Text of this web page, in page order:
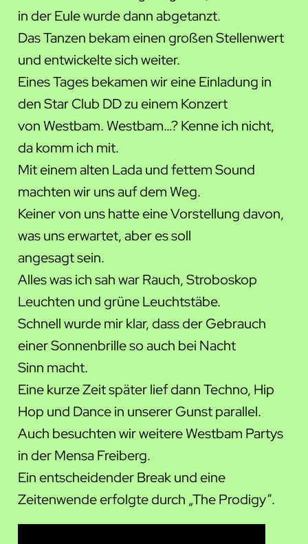
in der Eule wurde dann abgetanzt.
Das Tanzen bekam einen großen Stellenwert
und entwickelte sich weiter.
Eines Tages bekamen wir eine Einladung in
den Star Club DD zu einem Konzert
von Westbam. Westbam…? Kenne ich nicht,
da komm ich mit.
Mit einem alten Lada und fettem Sound
machten wir uns auf dem Weg.
Keiner von uns hatte eine Vorstellung davon,
was uns erwartet, aber es soll
angesagt sein.
Alles was ich sah war Rauch, Stroboskop
Leuchten und grüne Leuchtstäbe.
Schnell wurde mir klar, dass der Gebrauch
einer Sonnenbrille so auch bei Nacht
Sinn macht.
Eine kurze Zeit später lief dann Techno, Hip
Hop und Dance in unserer Gunst parallel.
Auch besuchten wir weitere Westbam Partys
in der Mensa Freiberg.
Ein entscheidender Break und eine
Zeitenwende erfolgte durch „The Prodigy“.